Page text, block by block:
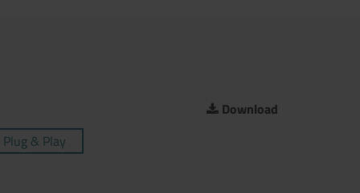
Download
Plug & Play